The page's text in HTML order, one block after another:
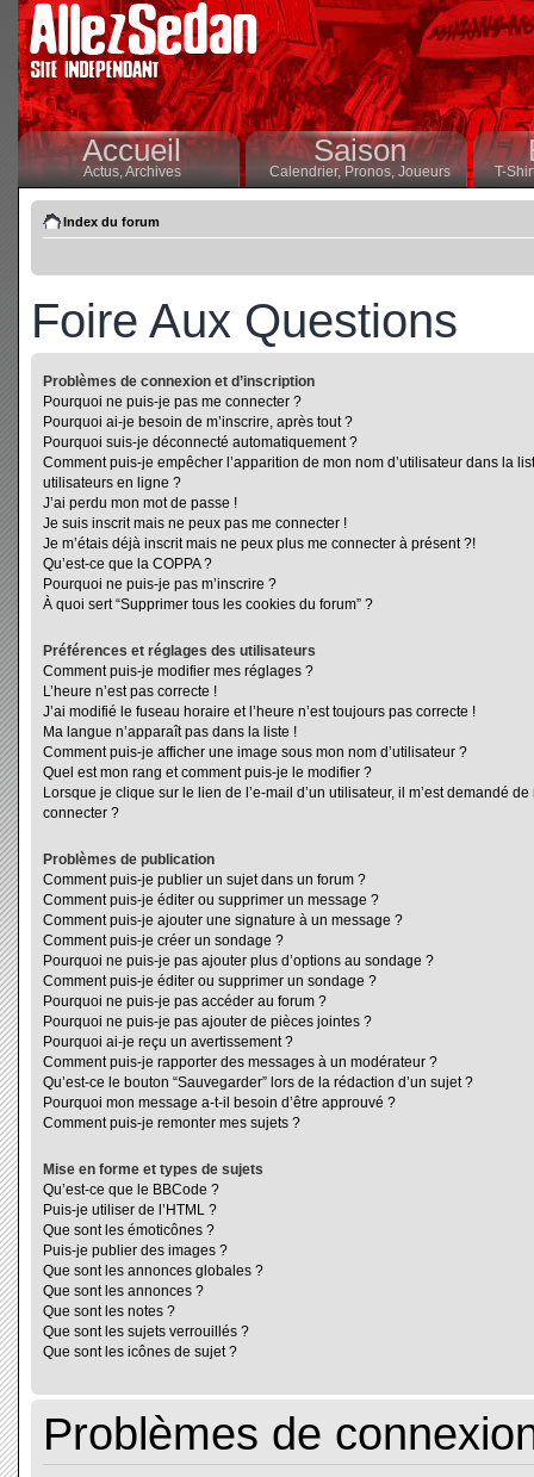
Accueil
Actus,Archives
Saison
Calendrier,Pronos, Joueurs T-
Index du forum
Foire Aux Questions
Problèmes de connexion et d’inscription
Pourquoi ne puis-je pas me connecter ?
Pourquoi ai-je besoin de m’inscrire, après tout ?
Pourquoi suis-je déconnecté automatiquement ?
Comment puis-je empêcher l’apparition de mon nom d’utilisateur dans la
utilisateurs en ligne ?
J’ai perdu mon mot de passe !
Je suis inscrit mais ne peux pas me connecter !
Je m’étais déjà inscrit mais ne peux plus me connecter à présent ?!
Qu’est-ce que la COPPA ?
Pourquoi ne puis-je pas m’inscrire ?
À quoi sert “Supprimer tous les cookies du forum” ?
Préférences et réglages des utilisateurs
Comment puis-je modifier mes réglages ?
L’heure n’est pas correcte !
J’ai modifié le fuseau horaire et l’heure n’est toujours pas correcte !
Ma langue n’apparaît pas dans la liste !
Comment puis-je afficher une image sous mon nom d’utilisateur ?
Quel est mon rang et comment puis-je le modifier ?
Lorsque je clique sur le lien de l’e-mail d’un utilisateur, il m’est demandé de
connecter ?
Problèmes de publication
Comment puis-je publier un sujet dans un forum ?
Comment puis-je éditer ou supprimer un message ?
Comment puis-je ajouter une signature à un message ?
Comment puis-je créer un sondage ?
Pourquoi ne puis-je pas ajouter plus d’options au sondage ?
Comment puis-je éditer ou supprimer un sondage ?
Pourquoi ne puis-je pas accéder au forum ?
Pourquoi ne puis-je pas ajouter de pièces jointes ?
Pourquoi ai-je reçu un avertissement ?
Comment puis-je rapporter des messages à un modérateur ?
Qu’est-ce le bouton “Sauvegarder” lors de la rédaction d’un sujet ?
Pourquoi mon message a-t-il besoin d’être approuvé ?
Comment puis-je remonter mes sujets ?
Mise en forme et types de sujets
Qu’est-ce que le BBCode ?
Puis-je utiliser de l’HTML ?
Que sont les émoticônes ?
Puis-je publier des images ?
Que sont les annonces globales ?
Que sont les annonces ?
Que sont les notes ?
Que sont les sujets verrouillés ?
Que sont les icônes de sujet ?
Problèmes de